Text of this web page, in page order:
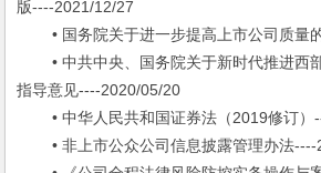
版----2021/12/27
• 国务院关于进一步提高上市公司质量
• 中共中央、国务院关于新时代推进西
指导意见----2020/05/20
• 中华人民共和国证券法（2019修订）
• 非上市公众公司信息披露管理办法----